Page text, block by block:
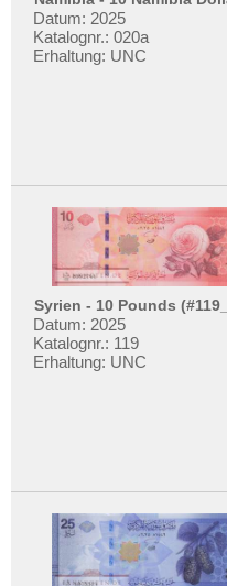
Norwegen
Österreich
Russland
Saarland
San Marino
Schottland
Schweden
Schweiz
Spanien
Spitzbergen
Tatarstan
Mehr über...
Zahlungsbedingungen
AGB
Impressum
Datum: 2025
Katalognr.: 020a
Erhaltung: UNC
Syrien - 10 Pounds
Datum: 2025
Katalognr.: 119
Erhaltung: UNC